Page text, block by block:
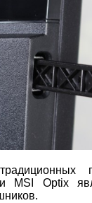
MSI Optix